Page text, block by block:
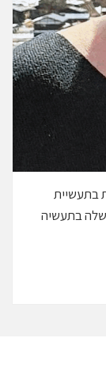
בתעשיית
בתעשיה